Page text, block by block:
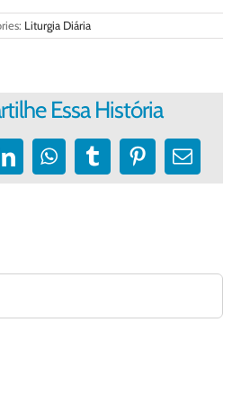
Liturgia Diária
Essa História
LinkedInWhatsApp
TumblrPinterest
E-